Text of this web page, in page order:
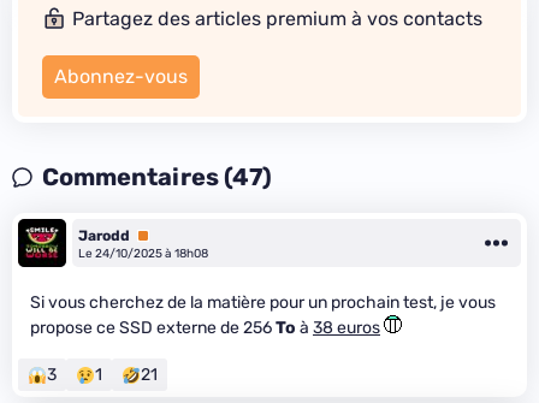
Partagez des articles premium à vos contacts
Abonnez-vous
Commentaires (47)
Jarodd
Premium
Le 24/10/2025 à 18h08
Si vous cherchez de la matière pour un prochain test, je vous
propose ce SSD externe de 256To à 38 euros
3 1 21